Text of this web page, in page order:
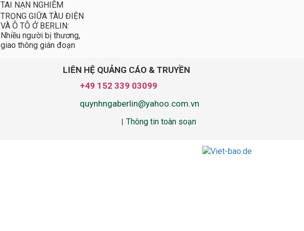
TAI NẠN NGHIÊM
TRỌNG GIỮA TÀU ĐIỆN
VÀ Ô TÔ Ở BERLIN:
Nhiều người bị thương,
giao thông gián đoạn
LIÊN HỆ QUẢNG CÁO & TRUYỀN
+49 152 339 03099
quynhngaberlin@yahoo.com.vn
Thông tin toàn soạn